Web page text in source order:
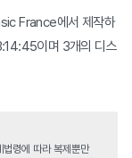
France에서 제작하
이며 3개의 디스
령에 따라 복제뿐만